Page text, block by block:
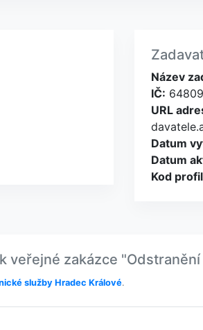
Název
IČ:
URL
Datum
Datum
Kod
veřejné zakázce
služby Hradec Králové.